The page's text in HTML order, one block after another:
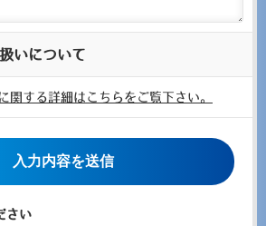
いについて
関する詳細はこちらをご覧下さい。
さい